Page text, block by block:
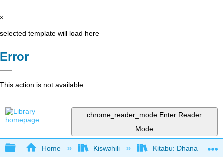
x
selected template will load here
Error
This action is not available.
chrome_reader_mode Enter Reader
Mode
Expand/collapse global hierarchy
Home Kiswahili Kitabu: Dhana katika